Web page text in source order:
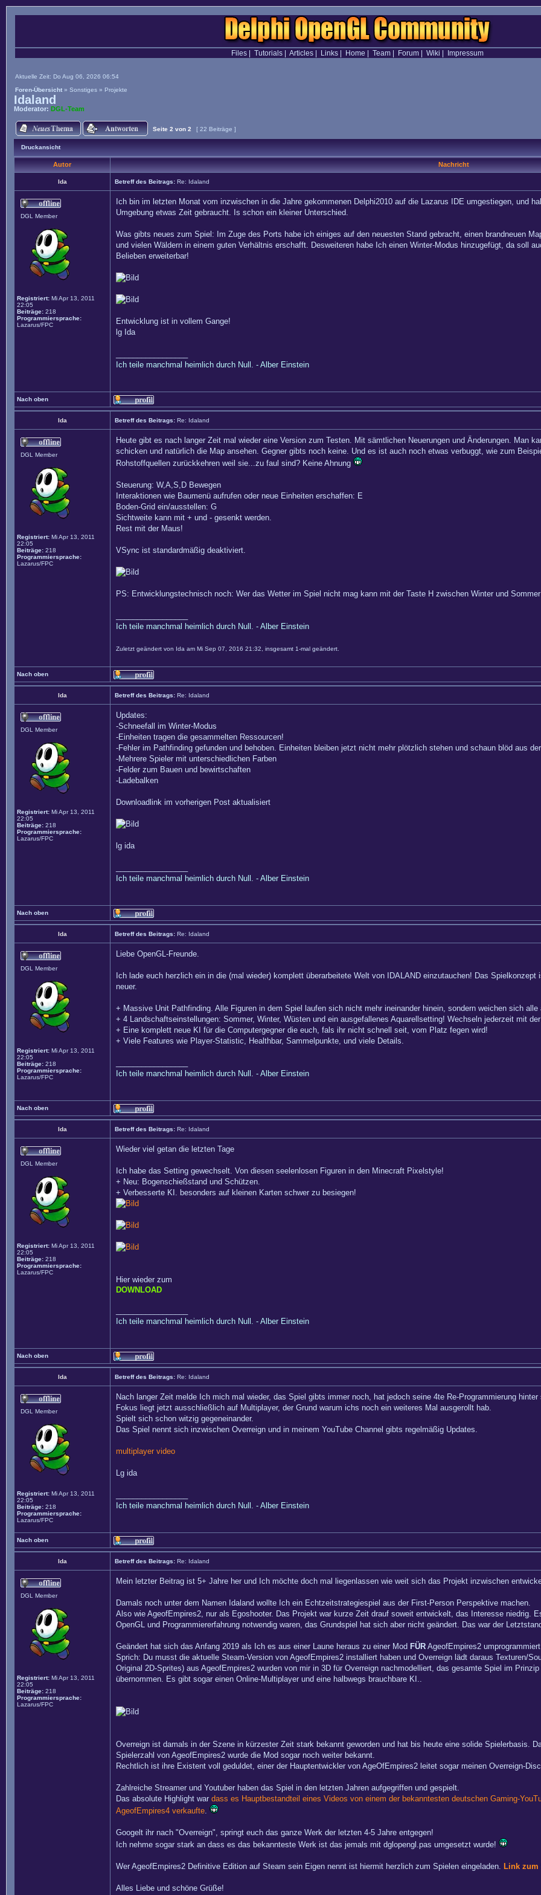
Files| Tutorials| Articles| Links| Home Team| Forum| Wiki Impressum
Aktuelle Zeit: Do Aug 06, 2026 06:54
Foren-Übersicht » Sonstiges » Projekte
Idaland
Moderator: DGL-Team
Seite 2 von 2 [ 22 Beiträge ]
Druckansicht
Autor Nachricht
Ida Betreff des Beitrags: Re: Idaland
DGL Member
Registriert: Mi Apr 13, 2011
22:05
Beiträge: 218
Programmiersprache:
Lazarus/FPC
Ich bin im letzten Monat vom inzwischen in die Jahre gekommenen Delphi2010 auf die Lazarus IDE umgestiegen, und
Umgebung etwas Zeit gebraucht. Is schon ein kleiner Unterschied.
Was gibts neues zum Spiel: Im Zuge des Ports habe ich einiges auf den neuesten Stand gebracht, einen brandneuen
und vielen Wäldern in einem guten Verhältnis erschafft. Desweiteren habe Ich einen Winter-Modus hinzugefügt, da soll
Belieben erweiterbar!
Entwicklung ist in vollem Gange!
lg Ida
Ich teile manchmal heimlich durch Null. - Alber Einstein
Nach oben
Ida Betreff des Beitrags: Re: Idaland
DGL Member
Registriert: Mi Apr 13, 2011
22:05
Beiträge: 218
Programmiersprache:
Lazarus/FPC
Heute gibt es nach langer Zeit mal wieder eine Version zum Testen. Mit sämtlichen Neuerungen und Änderungen. Man
schicken und natürlich die Map ansehen. Gegner gibts noch keine. Und es ist auch noch etwas verbuggt, wie zum
Rohstoffquellen zurückkehren weil sie...zu faul sind? Keine Ahnung
Steuerung: W,A,S,D Bewegen
Interaktionen wie Baumenü aufrufen oder neue Einheiten erschaffen: E
Boden-Grid ein/ausstellen: G
Sichtweite kann mit + und - gesenkt werden.
Rest mit der Maus!
VSync ist standardmäßig deaktiviert.
PS: Entwicklungstechnisch noch: Wer das Wetter im Spiel nicht mag kann mit der Taste H zwischen Winter und
Ich teile manchmal heimlich durch Null. - Alber Einstein
Zuletzt geändert von Ida am Mi Sep 07, 2016 21:32, insgesamt 1-mal geändert.
Nach oben
Ida Betreff des Beitrags: Re: Idaland
DGL Member
Registriert: Mi Apr 13, 2011
22:05
Beiträge: 218
Programmiersprache:
Lazarus/FPC
Updates:
-Schneefall im Winter-Modus
-Einheiten tragen die gesammelten Ressourcen!
-Fehler im Pathfinding gefunden und behoben. Einheiten bleiben jetzt nicht mehr plötzlich stehen und schaun blöd aus
-Mehrere Spieler mit unterschiedlichen Farben
-Felder zum Bauen und bewirtschaften
-Ladebalken
Downloadlink im vorherigen Post aktualisiert
lg ida
Ich teile manchmal heimlich durch Null. - Alber Einstein
Nach oben
Ida Betreff des Beitrags: Re: Idaland
DGL Member
Registriert: Mi Apr 13, 2011
22:05
Beiträge: 218
Programmiersprache:
Lazarus/FPC
Liebe OpenGL-Freunde.
Ich lade euch herzlich ein in die (mal wieder) komplett überarbeitete Welt von IDALAND einzutauchen! Das
neuer.
+ Massive Unit Pathfinding. Alle Figuren in dem Spiel laufen sich nicht mehr ineinander hinein, sondern weichen sich alle
+ 4 Landschaftseinstellungen: Sommer, Winter, Wüsten und ein ausgefallenes Aquarellsetting! Wechseln jederzeit mit
+ Eine komplett neue KI für die Computergegner die euch, fals ihr nicht schnell seit, vom Platz fegen wird!
+ Viele Features wie Player-Statistic, Healthbar, Sammelpunkte, und viele Details.
Ich teile manchmal heimlich durch Null. - Alber Einstein
Nach oben
Ida Betreff des Beitrags: Re: Idaland
DGL Member
Registriert: Mi Apr 13, 2011
22:05
Beiträge: 218
Programmiersprache:
Lazarus/FPC
Wieder viel getan die letzten Tage
Ich habe das Setting gewechselt. Von diesen seelenlosen Figuren in den Minecraft Pixelstyle!
+ Neu: Bogenschießstand und Schützen.
+ Verbesserte KI. besonders auf kleinen Karten schwer zu besiegen!
Hier wieder zum
DOWNLOAD
Ich teile manchmal heimlich durch Null. - Alber Einstein
Nach oben
Ida Betreff des Beitrags: Re: Idaland
DGL Member
Registriert: Mi Apr 13, 2011
22:05
Beiträge: 218
Programmiersprache:
Lazarus/FPC
Nach langer Zeit melde Ich mich mal wieder, das Spiel gibts immer noch, hat jedoch seine 4te Re-Programmierung hinter
Fokus liegt jetzt ausschließlich auf Multiplayer, der Grund warum ichs noch ein weiteres Mal ausgerollt hab.
Spielt sich schon witzig gegeneinander.
Das Spiel nennt sich inzwischen Overreign und in meinem YouTube Channel gibts regelmäßig Updates.
multiplayer video
Lg ida
Ich teile manchmal heimlich durch Null. - Alber Einstein
Nach oben
Ida Betreff des Beitrags: Re: Idaland
DGL Member
Registriert: Mi Apr 13, 2011
22:05
Beiträge: 218
Programmiersprache:
Lazarus/FPC
Mein letzter Beitrag ist 5+ Jahre her und Ich möchte doch mal liegenlassen wie weit sich das Projekt inzwischen
Damals noch unter dem Namen Idaland wollte Ich ein Echtzeitstrategiespiel aus der First-Person Perspektive machen.
Also wie AgeofEmpires2, nur als Egoshooter. Das Projekt war kurze Zeit drauf soweit entwickelt, das Interesse niedrig.
OpenGL und Programmiererfahrung notwendig waren, das Grundspiel hat sich aber nicht geändert. Das war der
Geändert hat sich das Anfang 2019 als Ich es aus einer Laune heraus zu einer Mod FÜR AgeofEmpires2
Sprich: Du musst die aktuelle Steam-Version von AgeofEmpires2 installiert haben und Overreign lädt daraus Texturen/
Original 2D-Sprites) aus AgeofEmpires2 wurden von mir in 3D für Overreign nachmodelliert, das gesamte Spiel im
übernommen. Es gibt sogar einen Online-Multiplayer und eine halbwegs brauchbare KI..
Overreign ist damals in der Szene in kürzester Zeit stark bekannt geworden und hat bis heute eine solide Spielerbasis.
Spielerzahl von AgeofEmpires2 wurde die Mod sogar noch weiter bekannt.
Rechtlich ist ihre Existent voll geduldet, einer der Hauptentwickler von AgeOfEmpires2 leitet sogar meinen Overreign-
Zahlreiche Streamer und Youtuber haben das Spiel in den letzten Jahren aufgegriffen und gespielt.
Das absolute Highlight war dass es Hauptbestandteil eines Videos von einem der bekanntesten deutschen Gaming-
AgeofEmpires4 verkaufte.
Googelt ihr nach "Overreign", springt euch das ganze Werk der letzten 4-5 Jahre entgegen!
Ich nehme sogar stark an dass es das bekannteste Werk ist das jemals mit dglopengl.pas umgesetzt wurde!
Wer AgeofEmpires2 Definitive Edition auf Steam sein Eigen nennt ist hiermit herzlich zum Spielen eingeladen. Link zum
Alles Liebe und schöne Grüße!